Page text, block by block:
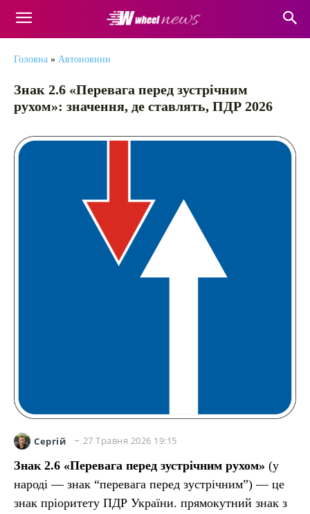
Головна » Автоновини
Знак 2.6 «Перевага перед зустрічним
рухом»: значення, де ставлять, ПДР 2026
Сергій 27 Травня 2026 19:15
Знак 2.6 «Перевага перед зустрічним рухом» (у
народі — знак “перевага перед зустрічним”) — це
знак пріоритету ПДР України. прямокутний знак з